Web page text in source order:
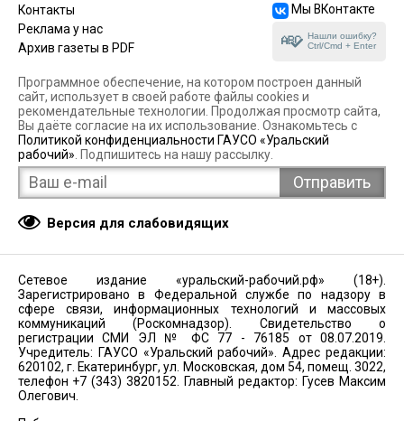
Контакты
Реклама у нас
Архив газеты в PDF
Мы ВКонтакте
Нашли ошибку?
Ctrl/Cmd + Enter
Программное обеспечение, на котором построен данный
сайт, использует в своей работе файлы cookies и
рекомендательные технологии. Продолжая просмотр сайта,
Вы даёте согласие на их использование. Ознакомьтесь с
Политикой конфиденциальности ГАУСО «Уральский
рабочий» . Подпишитесь на нашу рассылку.
Версия для слабовидящих
Сетевое издание «уральский-рабочий.рф» (18+).
Зарегистрировано в Федеральной службе по надзору в
сфере связи, информационных технологий и массовых
коммуникаций (Роскомнадзор). Свидетельство о
регистрации СМИ ЭЛ № ФС 77 - 76185 от 08.07.2019.
Учредитель: ГАУСО «Уральский рабочий». Адрес редакции:
620102, г. Екатеринбург, ул. Московская, дом 54, помещ. 3022,
телефон +7 (343) 3820152. Главный редактор: Гусев Максим
Олегович.